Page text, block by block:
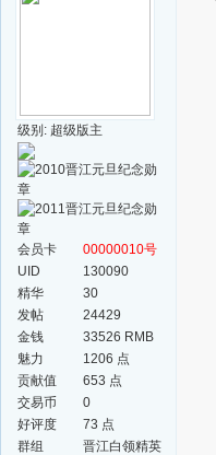
级别: 超级版主
会员卡
00000010号
UID
130090
精华
30
发帖
24429
金钱
33526 RMB
魅力
1206 点
贡献值
653 点
交易币
0
好评度
73 点
群组
晋江白领精英